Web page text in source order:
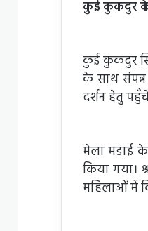
कुई कुकदुर के
कुई कुकदुर
के साथ
दर्शन हेतु
मेला मड़ाई के
किया गया।
महिलाओं में